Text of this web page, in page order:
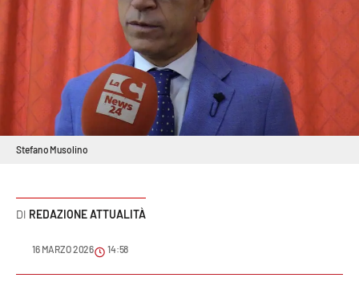
Cultura
Podcast
Meteo
Stefano Musolino
REDAZIONE ATTUALITÀ
16 MARZO 2026 14:58